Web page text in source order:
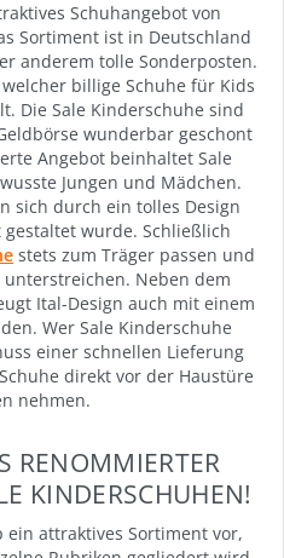
Schuhangebot von
Sortiment ist in Deutschland
anderem tolle Sonderposten.
billige Schuhe für Kids
Die Sale Kinderschuhe sind
wunderbar geschont
Angebot beinhaltet Sale
Jungen und Mädchen.
sich durch ein tolles Design
wurde. Schließlich
stets zum Träger passen und
Neben dem
Ital-Design auch mit einem
Wer Sale Kinderschuhe
einer schnellen Lieferung
direkt vor der Haustüre
nehmen.
RENOMMIERTER
KINDERSCHUHEN!
attraktives Sortiment vor,